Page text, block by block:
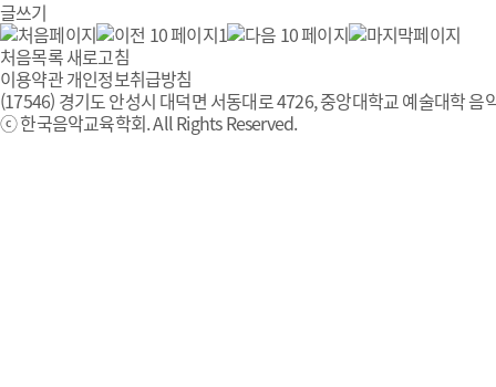
글쓰기
1
처음목록새로고침
이용약관개인정보취급방침
(17546) 경기도 안성시 대덕면 서동대로 4726, 중앙대학교 예술대학 음
ⓒ 한국음악교육학회. All Rights Reserved.